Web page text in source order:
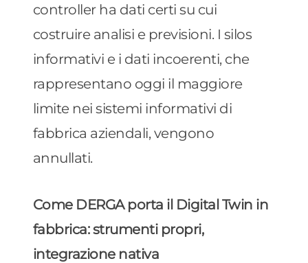
controller ha dati certi su cui
costruire analisi e previsioni. I silos
informativi e i dati incoerenti, che
rappresentano oggi il maggiore
limite nei sistemi informativi di
fabbrica aziendali, vengono
annullati.
Come DERGA porta il Digital Twin in
fabbrica: strumenti propri,
integrazione nativa